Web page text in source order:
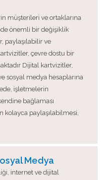
müşterileri ve ortaklarına
önemli bir değişiklik
paylaşılabilir ve
çevre dostu bir
Dijital kartvizitler,
sosyal medya hesaplarına
işletmelerin
bağlaması
kolayca paylaşılabilmesi,
Medya
internet ve dijital